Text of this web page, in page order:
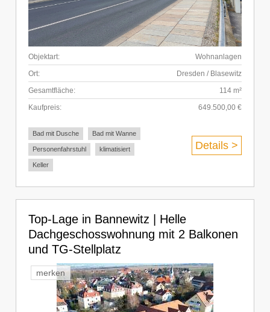
Objektart:
Wohnanlagen
Ort:
Dresden / Blasewitz
Gesamtfläche:
114 m²
Kaufpreis:
649.500,00 €
Bad mit Dusche Bad mit Wanne
Personenfahrstuhl klimatisiert
Keller
Details >
Top-Lage in Bannewitz | Helle
Dachgeschosswohnung mit 2 Balkonen
und TG-Stellplatz
merken